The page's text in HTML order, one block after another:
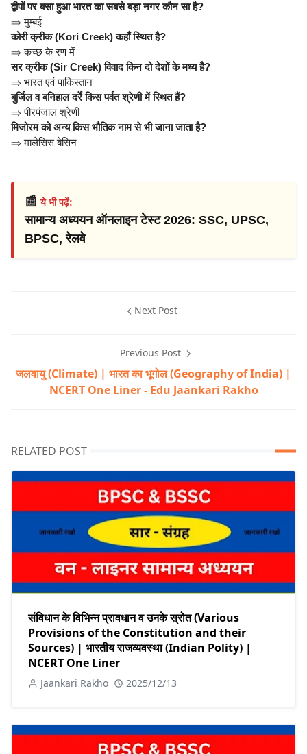
द्वीपों पर बसा हुआ भारत का सबसे बड़ा नगर कौन सा है?
⇒मुम्बई
कोरी क्रीक (Kori Creek) कहाँ स्थित है?
⇒कच्छ के रण में
सर क्रीक (Sir Creek) विवाद किन दो देशों के मध्य है?
⇒ भारत एवं पाकिस्तान
बुर्जिल व बनिहाल दर्रे किस पर्वत श्रेणी में स्थित हैं?
⇒ पीरपंजाल श्रेणी
मिजोरम को अन्य किस भौतिक नाम से भी जाना जाता है?
⇒ मालेसिस बेसिन
📰ये भी पढ़ें:
सामान्य अध्ययन ऑनलाइन टेस्ट 2026: SSC, UPSC,
BPSC, रेलवे
Next Post
Previous Post
जलवायु (Climate) | भारत का भूगोल (Geography of India) |
NCERT One Liner - Edu Jaankari Rakho
RELATED POST
संविधान के विभिन्न प्रावधान व उनके स्रोत (Various
Provisions of the Constitution and their
Sources) | भारतीय राजव्यवस्था (Indian Polity) |
NCERT One Liner
Jaankari Rakho 2025/12/13